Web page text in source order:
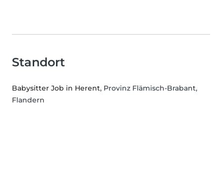
Standort
Babysitter Job in Herent, Provinz Flämisch-Brabant,
Flandern